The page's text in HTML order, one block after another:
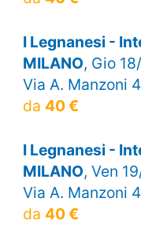
I Legnanesi -
MILANO, Gio
Via A. Manzoni
da 40 €
I Legnanesi -
MILANO, Ven
Via A. Manzoni
da 40 €